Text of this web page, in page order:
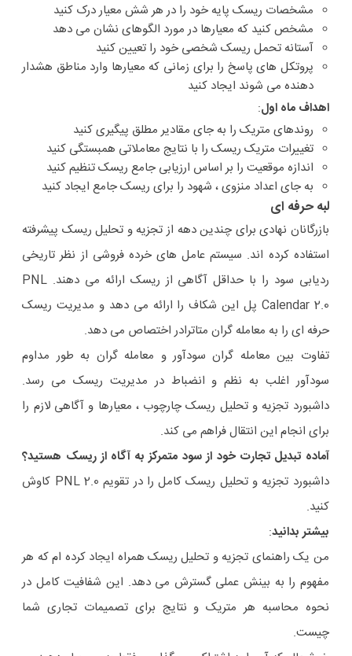
مشخصات ریسک پایه خود را در هر شش معیار درک کنید
مشخص کنید که معیارها در مورد الگوهای نشان می دهد
آستانه تحمل ریسک شخصی خود را تعیین کنید
پروتکل های پاسخ را برای زمانی که معیارها وارد مناطق هشدار
دهنده می شوند ایجاد کنید
اهداف ماه اول:
روندهای متریک را به جای مقادیر مطلق پیگیری کنید
تغییرات متریک ریسک را با نتایج معاملاتی همبستگی کنید
اندازه موقعیت را بر اساس ارزیابی جامع ریسک تنظیم کنید
به جای اعداد منزوی ، شهود را برای ریسک جامع ایجاد کنید
لبه حرفه ای
بازرگانان نهادی برای چندین دهه از تجزیه و تحلیل ریسک پیشرفته
استفاده کرده اند. سیستم عامل های خرده فروشی از نظر تاریخی
ردیابی سود را با حداقل آگاهی از ریسک ارائه می دهند. PNL
Calendar 2.0 پل این شکاف را ارائه می دهد و مدیریت ریسک
حرفه ای را به معامله گران متاترادر ​​اختصاص می دهد.
تفاوت بین معامله گران سودآور و معامله گران به طور مداوم
سودآور اغلب به نظم و انضباط در مدیریت ریسک می رسد.
داشبورد تجزیه و تحلیل ریسک چارچوب ، معیارها و آگاهی لازم را
برای انجام این انتقال فراهم می کند.
آماده تبدیل تجارت خود از سود متمرکز به آگاه از ریسک هستید؟
داشبورد تجزیه و تحلیل ریسک کامل را در تقویم PNL 2.0 کاوش
کنید.
بیشتر بدانید:
من یک راهنمای تجزیه و تحلیل ریسک همراه ایجاد کرده ام که هر
مفهوم را به بینش عملی گسترش می دهد. این شفافیت کامل در
نحوه محاسبه هر متریک و نتایج برای تصمیمات تجاری شما
چیست.